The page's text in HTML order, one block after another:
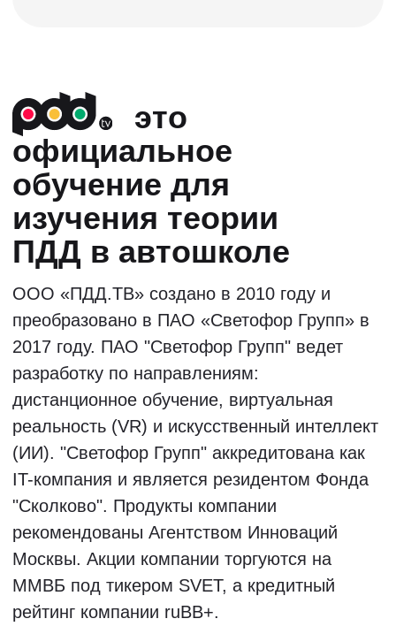
своим творческим подходом и
уникальными методиками обучения.
Занятия с ними обеспечивают
быстрое, доступное и качественное
освоение правил дорожного
движения.
Учитесь у лучших
педагогов страны
Старт групп
14,15 и 18 августа